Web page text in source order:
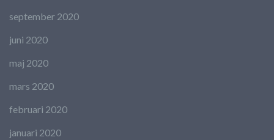
september 2020
juni 2020
maj 2020
mars 2020
februari 2020
januari 2020